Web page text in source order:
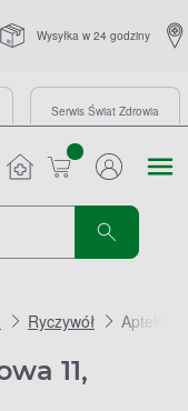
Wysyłka w 24 godziny
Serwis Świat Zdrowia
sztuk
Ryczywół Apteka
11,